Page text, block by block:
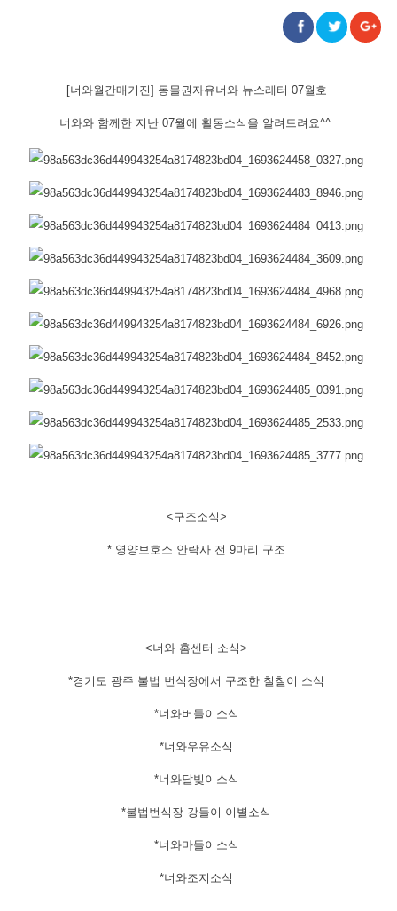
[너와월간매거진] 동물권자유너와 뉴스레터 07월호
너와와 함께한 지난 07월에 활동소식을 알려드려요^^
<구조소식>
​* 영양보호소 안락사 전 9마리 구조
​<너와 홈센터 소식>
*경기도 광주 불법 번식장에서 구조한 칠칠이 소식
*너와버들이소식
*너와우유소식
*너와달빛이소식
*불법번식장 강들이 이별소식
*너와마들이소식
*너와조지소식